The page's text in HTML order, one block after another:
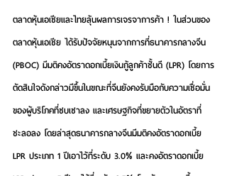
ตลาดหุ้นเอเชียและไทยลุ้นผลการเจรจาการค้า ! ในส่วนของ
ตลาดหุ้นเอเชีย ได้รับปัจจัยหนุนจากการที่ธนาคารกลางจีน
(PBOC) มีมติคงอัตราดอกเบี้ยเงินกู้ลูกค้าชั้นดี (LPR) โดยการ
ตัดสินใจดังกล่าวมีขึ้นในขณะที่จีนยังคงรับมือกับความเชื่อมั่น
ของผู้บริโภคที่ซบเซาลง และเศรษฐกิจที่ขยายตัวในอัตราที่
ชะลอลง โดยล่าสุดธนาคารกลางจีนมีมติคงอัตราดอกเบี้ย
LPR ประเภท 1 ปีเอาไว้ที่ระดับ 3.0% และคงอัตราดอกเบี้ย